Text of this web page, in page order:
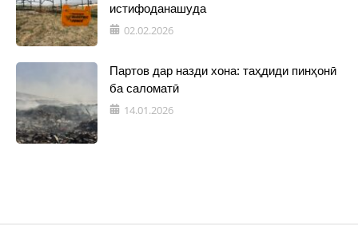
истифоданашуда
02.02.2026
Партов дар назди хона: таҳдиди пинҳонӣ
ба саломатӣ
14.01.2026